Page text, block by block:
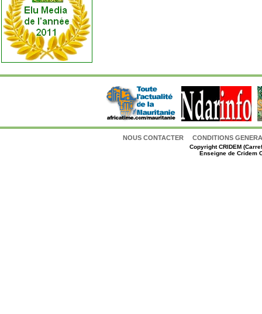
NOUS CONTACTER CONDITIONS
CopyrightCRIDEM
Enseigne de Cridem